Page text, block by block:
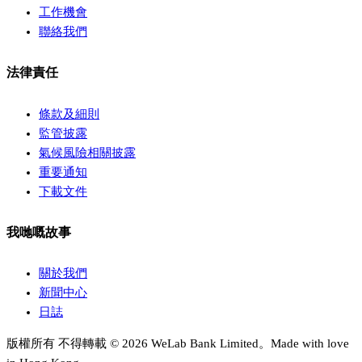
工作機會
聯絡我們
法律責任
條款及細則
監管披露
氣候風險相關披露
重要通知
下載文件
我哋嘅故事
關於我們
新聞中心
日誌
版權所有 不得轉載 © 2026 WeLab Bank Limited。Made with love